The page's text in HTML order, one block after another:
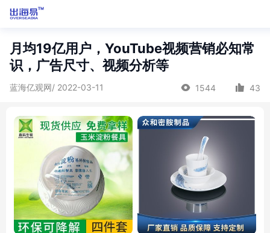
月均19亿用户，YouTube视频营销必知常
识，广告尺寸、视频分析等
蓝海亿观网/ 2022-03-11 1544 43